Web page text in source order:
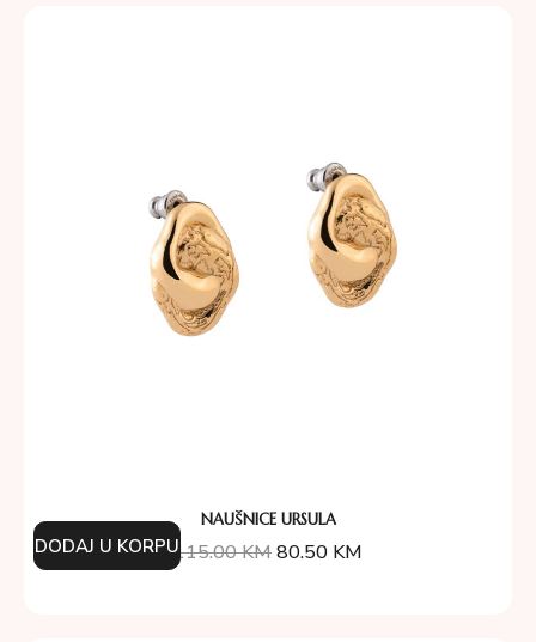
NAUŠNICE URSULA
115.00KM80.50 KM
DODAJ U KORPU